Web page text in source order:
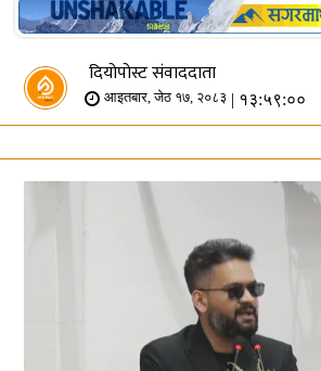
दियोपोस्ट संवाददाता
आइतबार, जेठ १७, २०८३ | १३:५९:००